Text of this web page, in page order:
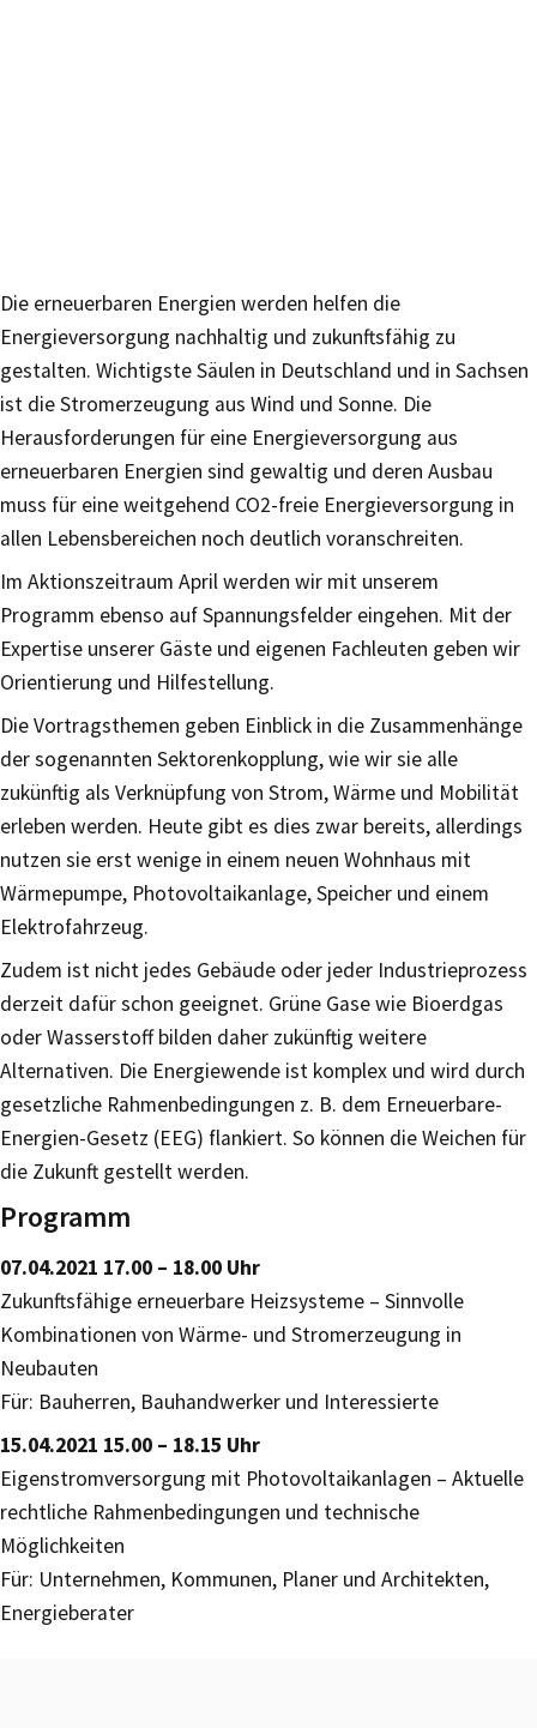
Die erneuerbaren Energien werden helfen die
Energieversorgung nachhaltig und zukunftsfähig zu
gestalten. Wichtigste Säulen in Deutschland und in Sachsen
ist die Stromerzeugung aus Wind und Sonne. Die
Herausforderungen für eine Energieversorgung aus
erneuerbaren Energien sind gewaltig und deren Ausbau
muss für eine weitgehend CO2-freie Energieversorgung in
allen Lebensbereichen noch deutlich voranschreiten.
Im Aktionszeitraum April werden wir mit unserem
Programm ebenso auf Spannungsfelder eingehen. Mit der
Expertise unserer Gäste und eigenen Fachleuten geben wir
Orientierung und Hilfestellung.
Die Vortragsthemen geben Einblick in die Zusammenhänge
der sogenannten Sektorenkopplung, wie wir sie alle
zukünftig als Verknüpfung von Strom, Wärme und Mobilität
erleben werden. Heute gibt es dies zwar bereits, allerdings
nutzen sie erst wenige in einem neuen Wohnhaus mit
Wärmepumpe, Photovoltaikanlage, Speicher und einem
Elektrofahrzeug.
Zudem ist nicht jedes Gebäude oder jeder Industrieprozess
derzeit dafür schon geeignet. Grüne Gase wie Bioerdgas
oder Wasserstoff bilden daher zukünftig weitere
Alternativen. Die Energiewende ist komplex und wird durch
gesetzliche Rahmenbedingungen z. B. dem Erneuerbare-
Energien-Gesetz (EEG) flankiert. So können die Weichen für
die Zukunft gestellt werden.
Programm
07.04.2021 17.00 – 18.00 Uhr
Zukunftsfähige erneuerbare Heizsysteme – Sinnvolle
Kombinationen von Wärme- und Stromerzeugung in
Neubauten
Für: Bauherren, Bauhandwerker und Interessierte
15.04.2021 15.00 – 18.15 Uhr
Eigenstromversorgung mit Photovoltaikanlagen – Aktuelle
rechtliche Rahmenbedingungen und technische
Möglichkeiten
Für: Unternehmen, Kommunen, Planer und Architekten,
Energieberater